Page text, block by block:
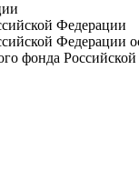
Федерации
Федерации
фонда